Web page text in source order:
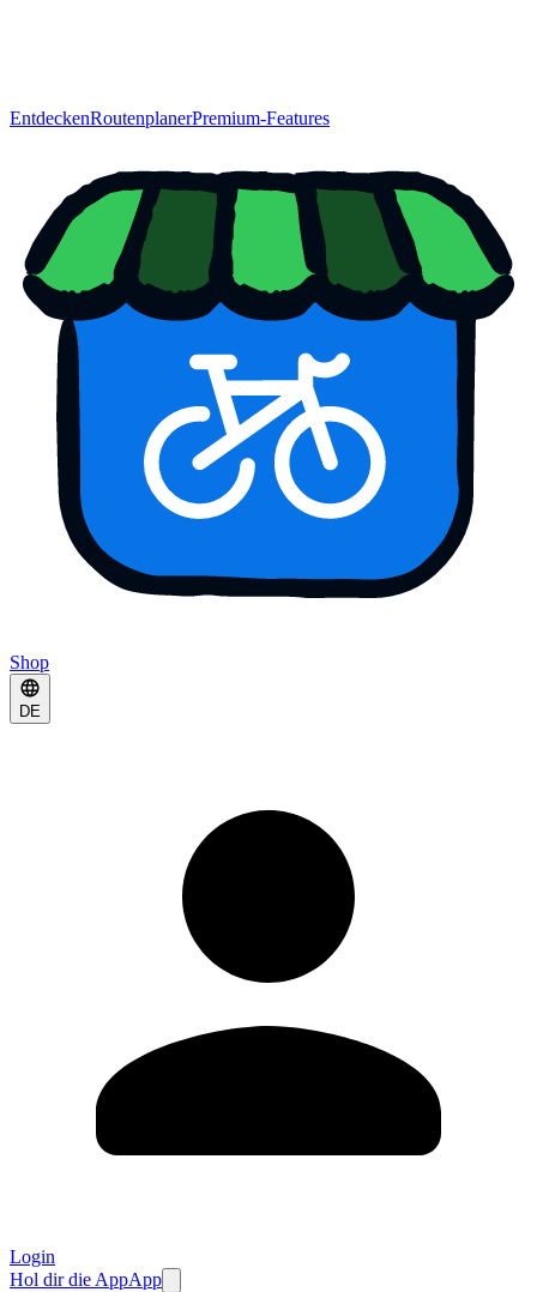
EntdeckenRoutenplanerPremium-Features
Shop
DE
Login
Hol dir die AppApp